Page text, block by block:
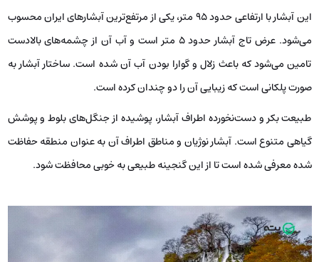
این آبشار با ارتفاعی حدود 95 متر، یکی از مرتفع‌ترین آبشارهای ایران محسوب
می‌شود. عرض تاج آبشار حدود 5 متر است و آب آن از چشمه‌های بالادست
تامین می‌شود که باعث زلال و گوارا بودن آب آن شده است. ساختار آبشار به
صورت پلکانی است که زیبایی آن را دو چندان کرده است.
طبیعت بکر و دست‌نخورده اطراف آبشار، پوشیده از جنگل‌های بلوط و پوشش
گیاهی متنوع است. آبشار نوژیان و مناطق اطراف آن به عنوان منطقه حفاظت
شده معرفی شده است تا از این گنجینه طبیعی به خوبی محافظت شود.